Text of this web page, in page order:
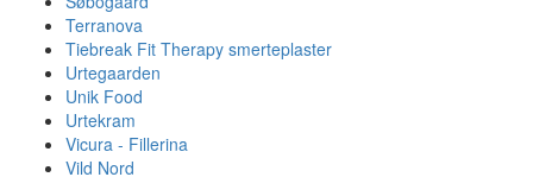
Terranova
Tiebreak Fit Therapy smerteplaster
Urtegaarden
Unik Food
Urtekram
Vicura - Fillerina
Vild Nord